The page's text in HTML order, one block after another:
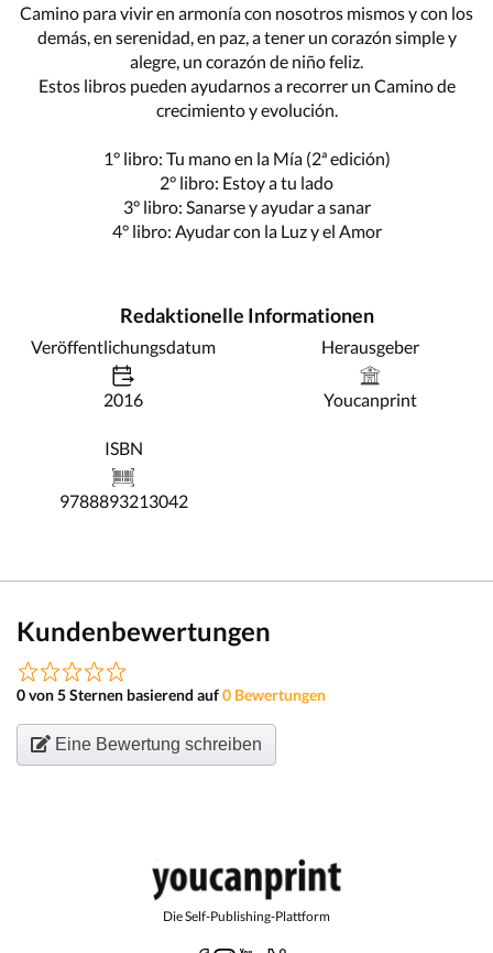
Camino para vivir en armonía con nosotros mismos y con los
demás, en serenidad, en paz, a tener un corazón simple y
alegre, un corazón de niño feliz.
Estos libros pueden ayudarnos a recorrer un Camino de
crecimiento y evolución.
1° libro: Tu mano en la Mía (2ª edición)
2° libro: Estoy a tu lado
3° libro: Sanarse y ayudar a sanar
4° libro: Ayudar con la Luz y el Amor
Redaktionelle Informationen
Veröffentlichungsdatum
2016
Herausgeber
Youcanprint
ISBN
9788893213042
Kundenbewertungen
0 von 5 Sternen basierend auf0 Bewertungen
Eine Bewertung schreiben
Die Self-Publishing-Plattform